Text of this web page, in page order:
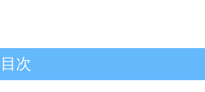
目次